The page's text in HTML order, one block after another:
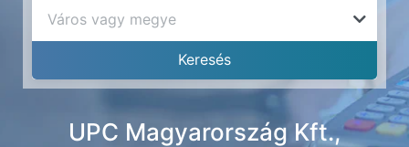
UPC Magyarország Kft.,